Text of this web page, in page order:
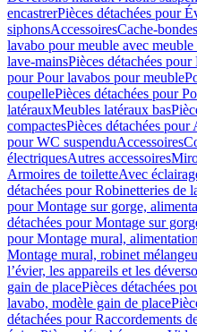
encastrerPièces détachées pour
siphonsAccessoiresCache-bondes
lavabo pour meuble avec meuble
lave-mainsPièces détachées
pour Pour lavabos pour meuble
coupellePièces détachées pour
latérauxMeubles latéraux bas
compactesPièces détachées pour
pour WC suspenduAccessoires
électriquesAutres accessoires
Armoires de toiletteAvec
détachées pour Robinetteries de
pour Montage sur gorge,
détachées pour Montage sur
pour Montage mural,
Montage mural, robinet
l’évier, les appareils et les
gain de placePièces détachées
lavabo, modèle gain de place
détachées pour Raccordements